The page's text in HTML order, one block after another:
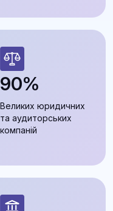
90%
Великих юридичних
та аудиторських
компаній